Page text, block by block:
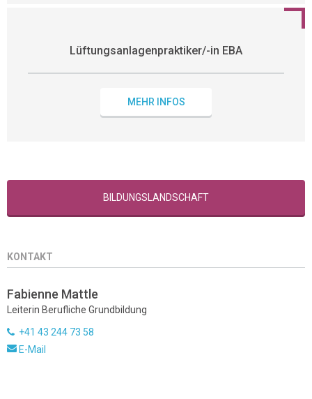
Lüftungsanlagenpraktiker/-in EBA
MEHR INFOS
BILDUNGSLANDSCHAFT
KONTAKT
Fabienne Mattle
Leiterin Berufliche Grundbildung
+41 43 244 73 58
E-Mail